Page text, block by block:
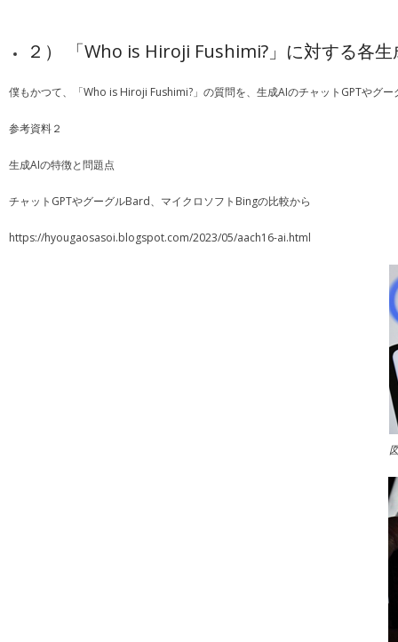
２） 「Who is Hiroji Fushimi?」に対する各
僕もかつて、「Who is Hiroji Fushimi?」の質問を、生成AIのチャットGPTやグ
参考資料２
生成AIの特徴と問題点
チャットGPTやグーグルBard、マイクロソフトBingの比較から
https://hyougaosasoi.blogspot.com/2023/05/aach16-ai.html